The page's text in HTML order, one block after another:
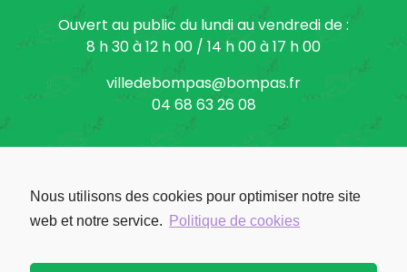
Ouvert au public du lundi au vendredi de :
8 h 30 à 12 h 00 / 14 h 00 à 17 h 00
villedebompas@bompas.fr
04 68 63 26 08
Facebook: Ville de Bompas
Nous utilisons des cookies pour optimiser notre site
web et notre service.
Politique de cookies